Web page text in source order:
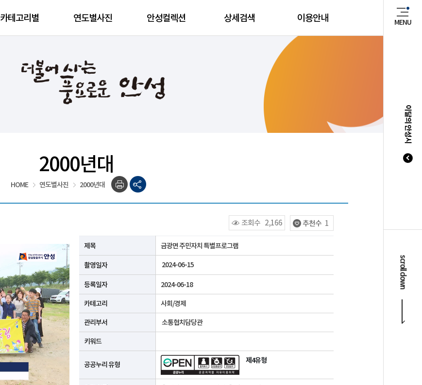
MENU
카테고리별 연도별사진 안성컬렉션 상세검색 이용안내
2000년대
HOME 연도별사진 2000년대
조회수 2,166 추천수 1
제목 금광면 주민자치 특별프로그램
촬영일자 2024-06-15
등록일자 2024-06-18
카테고리 사회/경제
관리부서 소통협치담당관
키워드
공공누리 유형 제4유형
이달의 안성시
scroll down